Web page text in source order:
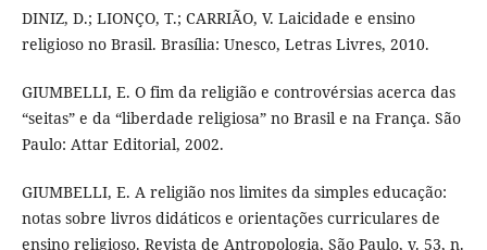
DINIZ, D.; LIONÇO, T.; CARRIÃO, V. Laicidade e ensino
religioso no Brasil. Brasília: Unesco, Letras Livres, 2010.
GIUMBELLI, E. O fim da religião e controvérsias acerca das
“seitas” e da “liberdade religiosa” no Brasil e na França. São
Paulo: Attar Editorial, 2002.
GIUMBELLI, E. A religião nos limites da simples educação:
notas sobre livros didáticos e orientações curriculares de
ensino religioso. Revista de Antropologia, São Paulo, v. 53, n.